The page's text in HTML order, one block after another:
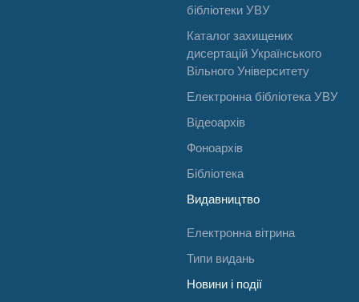
бібліотеки УВУ
Каталог захищених
дисертацій Українського
Вільного Університету
Електронна бібліотека УВУ
Відеоархів
Фоноархів
Бібліотека
Видавництво
Електронна вітрина
Типи видань
Новини і події